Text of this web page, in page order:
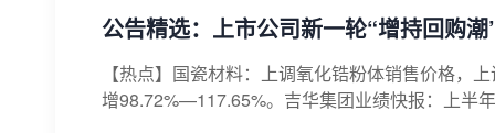
公告精选：上市公司新一轮“增持回购
【热点】国瓷材料：上调氧化锆粉体销售价格
增98.72%—117.65%。吉华集团业绩快报：上半